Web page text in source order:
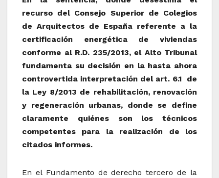
recurso del Consejo Superior de Colegios
de Arquitectos de España referente a la
certificación energética de viviendas
conforme al R.D. 235/2013, el Alto Tribunal
fundamenta su decisión en la hasta ahora
controvertida interpretación del art. 6.1 de
la Ley 8/2013 de rehabilitación, renovación
y regeneración urbanas, donde se define
claramente quiénes son los técnicos
competentes para la realización de los
citados informes.
En el Fundamento de derecho tercero de la